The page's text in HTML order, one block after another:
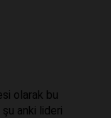
olarak bu
şu anki lideri